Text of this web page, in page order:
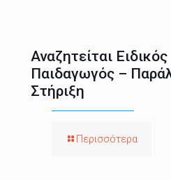
Αναζητείται Ειδικός
Παιδαγωγός –
Στήριξη
Περισσότερα